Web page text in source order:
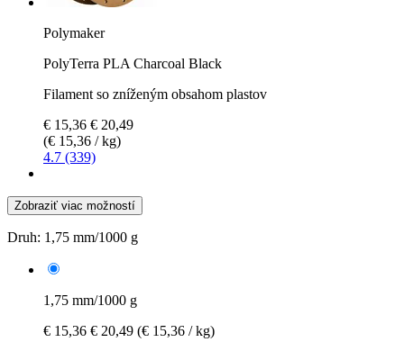
Polymaker
PolyTerra PLA Charcoal Black
Filament so zníženým obsahom plastov
€ 15,36 € 20,49
(€ 15,36 / kg)
4.7 (339)
Zobraziť viac možností
Druh: 1,75 mm/1000 g
1,75 mm/1000 g
€ 15,36 € 20,49 (€ 15,36 / kg)